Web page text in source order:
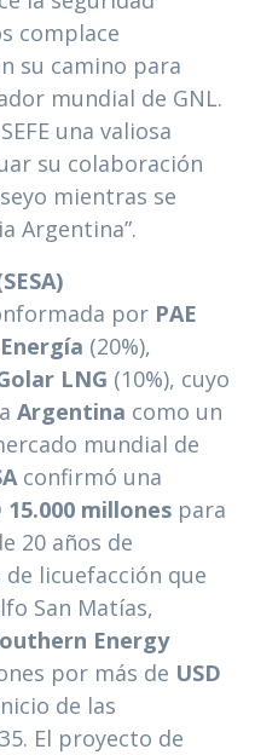
complace
su camino para
mundial de GNL.
una valiosa
su colaboración
mientras se
Argentina”.
por PAE
(20%),
LNG (10%), cuyo
Argentina como un
mundial de
confirmó una
15.000 millones para
20 años de
licuefacción que
San Matías,
Energy
por más de USD
de las
El proyecto de